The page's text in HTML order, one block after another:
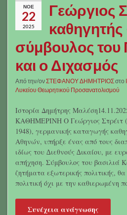
ΝΟΈ
22
2025
Γεώργιος
καθηγητής
σύμβουλος του
και ο Διχασμός
Από την/ονΣΤΕΦΑΝΟΥ ΔΗΜΗΤΡΙΟΣστο
Λυκείου Θεωρητικού Προσανατολισμού
Ιστορία Δημήτρης
ΚΑΘΗΜΕΡΙΝΗ Ο Γεώργιος Στρέιτ
1948), γερμανικής καταγωγής
Αθηνών, υπήρξε ένας από τους
ιδίως του ∆ιεθνούς ∆ικαίου, με
απήχηση. Σύμβουλος του βασιλιά
ζητήματα εξωτερικής πολιτικής,
πολιτική όχι με την καθιερωμένη
Συνέχεια ανάγνωσης